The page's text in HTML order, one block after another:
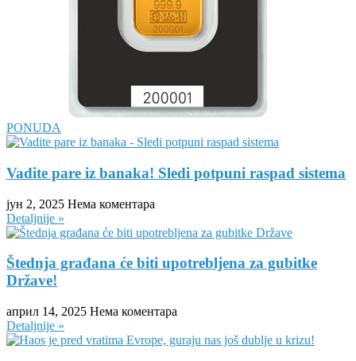
PONUDA
Vadite pare iz banaka! Sledi potpuni raspad sistema
јун 2, 2025 Нема коментара
Detaljnije »
Štednja građana će biti upotrebljena za gubitke
Države!
април 14, 2025 Нема коментара
Detaljnije »